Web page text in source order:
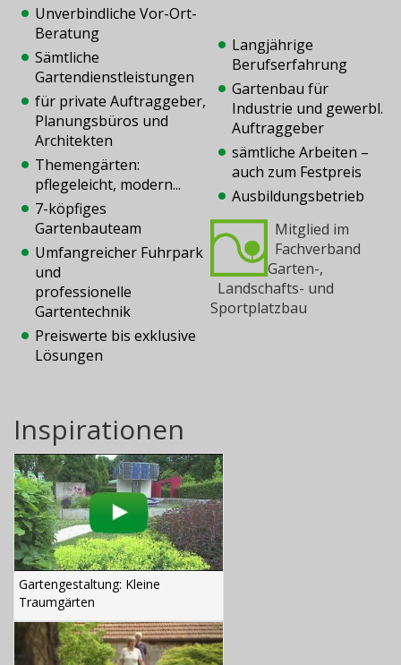
Unverbindliche Vor-Ort-
Beratung
Sämtliche
Gartendienstleistungen
für private Auftraggeber,
Planungsbüros und
Architekten
Themengärten:
pflegeleicht, modern...
7-köpfiges
Gartenbauteam
Umfangreicher Fuhrpark
und
professionelle
Gartentechnik
Preiswerte bis exklusive
Lösungen
Langjährige
Berufserfahrung
Gartenbau für
Industrie und gewerbl.
Auftraggeber
sämtliche Arbeiten –
auch zum Festpreis
Ausbildungsbetrieb
Mitglied im
Fachverband
Garten-,
Landschafts- und
Sportplatzbau
Inspirationen
Gartengestaltung: Kleine
Traumgärten